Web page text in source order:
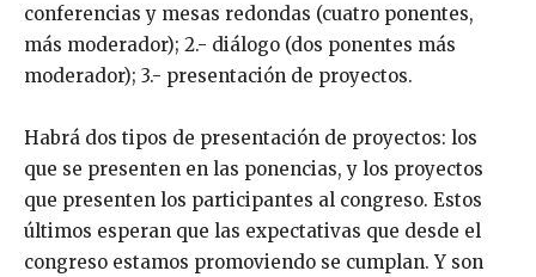
conferencias y mesas redondas (cuatro ponentes,
más moderador); 2.- diálogo (dos ponentes más
moderador); 3.- presentación de proyectos.
Habrá dos tipos de presentación de proyectos: los
que se presenten en las ponencias, y los proyectos
que presenten los participantes al congreso. Estos
últimos esperan que las expectativas que desde el
congreso estamos promoviendo se cumplan. Y son